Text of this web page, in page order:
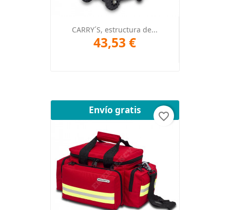
CARRY´S, estructura de...
43,53 €
Envío gratis
favorite_border